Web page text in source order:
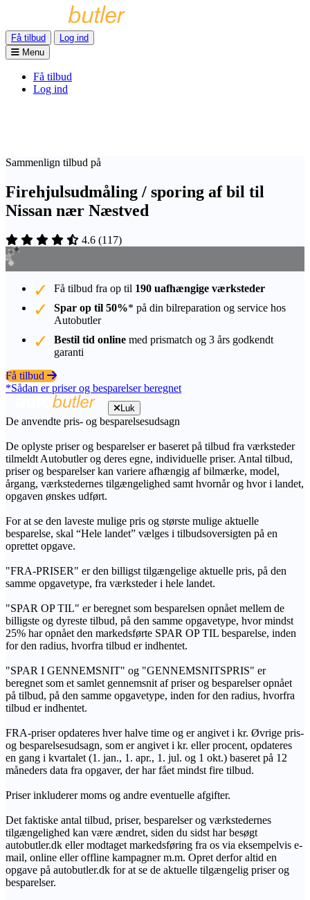
Få tilbud
Log ind
Menu
Få tilbud
Log ind
Sammenlign tilbud på
Firehjulsudmåling / sporing af bil til
Nissan nær Næstved
4.6 (117)
Få tilbud fra op til 190 uafhængige værksteder
Spar op til 50%* på din bilreparation og service hos
Autobutler
Bestil tid online med prismatch og 3 års godkendt
garanti
Få tilbud
*Sådan er priser og besparelser beregnet
Luk
De anvendte pris- og besparelsesudsagn
De oplyste priser og besparelser er baseret på tilbud fra værksteder
tilmeldt Autobutler og deres egne, individuelle priser. Antal tilbud,
priser og besparelser kan variere afhængig af bilmærke, model,
årgang, værkstedernes tilgængelighed samt hvornår og hvor i landet,
opgaven ønskes udført.
For at se den laveste mulige pris og største mulige aktuelle
besparelse, skal “Hele landet” vælges i tilbudsoversigten på en
oprettet opgave.
"FRA-PRISER" er den billigst tilgængelige aktuelle pris, på den
samme opgavetype, fra værksteder i hele landet.
"SPAR OP TIL" er beregnet som besparelsen opnået mellem de
billigste og dyreste tilbud, på den samme opgavetype, hvor mindst
25% har opnået den markedsførte SPAR OP TIL besparelse, inden
for den radius, hvorfra tilbud er indhentet.
"SPAR I GENNEMSNIT" og "GENNEMSNITSPRIS" er
beregnet som et samlet gennemsnit af priser og besparelser opnået
på tilbud, på den samme opgavetype, inden for den radius, hvorfra
tilbud er indhentet.
FRA-priser opdateres hver halve time og er angivet i kr. Øvrige pris-
og besparelsesudsagn, som er angivet i kr. eller procent, opdateres
en gang i kvartalet (1. jan., 1. apr., 1. jul. og 1 okt.) baseret på 12
måneders data fra opgaver, der har fået mindst fire tilbud.
Priser inkluderer moms og andre eventuelle afgifter.
Det faktiske antal tilbud, priser, besparelser og værkstedernes
tilgængelighed kan være ændret, siden du sidst har besøgt
autobutler.dk eller modtaget markedsføring fra os via eksempelvis e-
mail, online eller offline kampagner m.m. Opret derfor altid en
opgave på autobutler.dk for at se de aktuelle tilgængelig priser og
besparelser.